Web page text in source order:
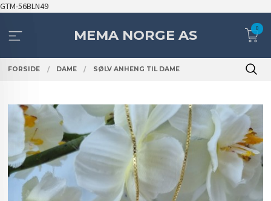
GTM-56BLN49Gå
innholdetMEMA NORGE AS 0
FORSIDE DAME SØLV ANHENG TIL DAME